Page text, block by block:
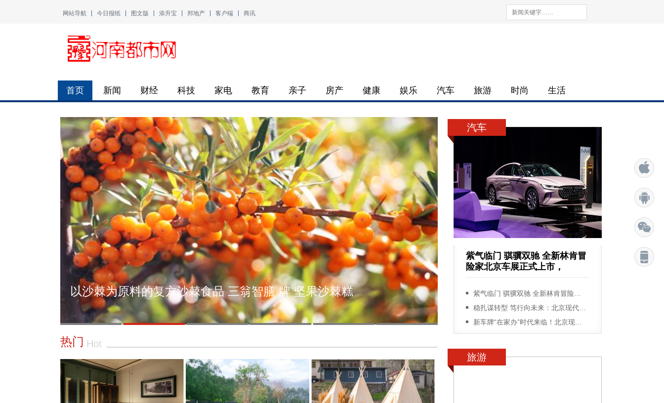
网站导航 今日报纸 图文版 添升宝 邦地产 客户端 商讯
首页 新闻 财经 科技 家电 教育 亲子 房产 健康 娱乐 汽车 旅游 时尚 生活
以沙棘为原料的复方沙棘食品 三翁智膳 牌 坚果沙棘糕 世遗泉州：遗产保护与文旅经济的双赢样
热门 Hot
汽车
紫气临门 骐骥双驰 全新林肯冒
险家北京车展正式上市，
旅游